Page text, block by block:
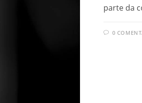
parte da
0